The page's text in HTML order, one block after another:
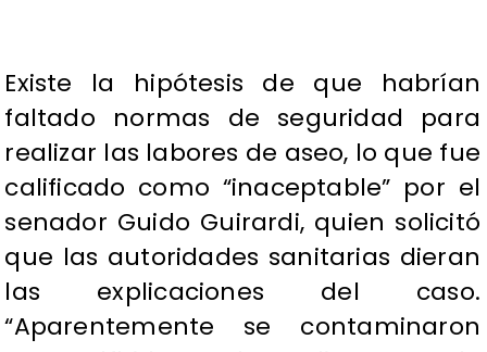
Existe la hipótesis de que habrían
faltado normas de seguridad para
realizar las labores de aseo, lo que fue
calificado como “inaceptable” por el
senador Guido Guirardi, quien solicitó
que las autoridades sanitarias dieran
las explicaciones del caso.
“Aparentemente se contaminaron